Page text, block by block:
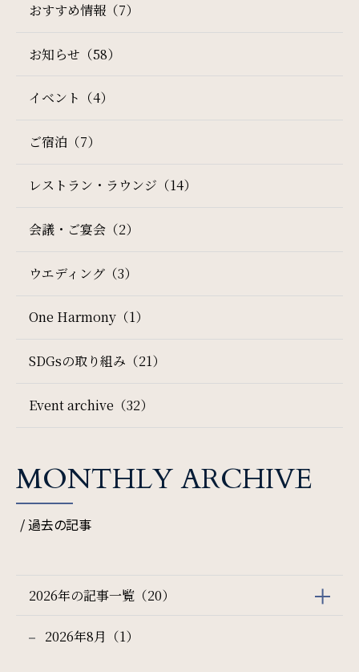
会員プログラム「One Harmony」
お知らせ
よくある質問
SDGsへの取り組み
採用情報
Contact
サイトマップ
ご宿泊日を検索
レンタカー付き
チェックイン日 - チェックアウト日
おすすめ情報（7）
お知らせ（58）
イベント（4）
ご宿泊（7）
レストラン・ラウンジ（14）
会議・ご宴会（2）
ウエディング（3）
One Harmony（1）
SDGsの取り組み（21）
Event archive（32）
MONTHLY ARCHIVE
/ 過去の記事
2026年の記事一覧（20）
2026年8月（1）